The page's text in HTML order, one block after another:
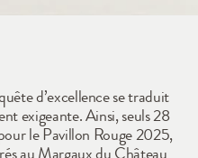
d’excellence se traduit
exigeante. Ainsi, seuls 28
le Pavillon Rouge 2025,